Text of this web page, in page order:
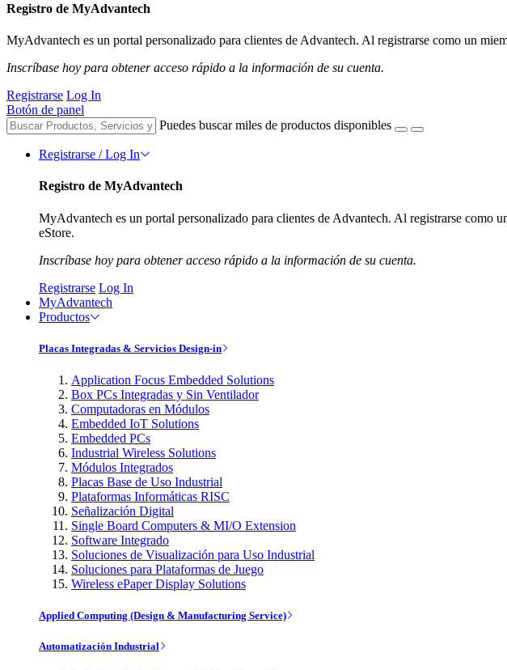
Registro de MyAdvantech
MyAdvantech es un portal personalizado para clientes de Advantech. Al registrarse como un
Inscríbase hoy para obtener acceso rápido a la información de su cuenta.
Registrarse Log In
Botón de panel
Puedes buscar miles de productos disponibles
Registrarse / Log In
Registro de MyAdvantech
MyAdvantech es un portal personalizado para clientes de Advantech. Al registrarse como
eStore.
Inscríbase hoy para obtener acceso rápido a la información de su cuenta.
Registrarse Log In
MyAdvantech
Productos
Placas Integradas & Servicios Design-in
Application Focus Embedded Solutions
Box PCs Integradas y Sin Ventilador
Computadoras en Módulos
Embedded IoT Solutions
Embedded PCs
Industrial Wireless Solutions
Módulos Integrados
Placas Base de Uso Industrial
Plataformas Informáticas RISC
Señalización Digital
Single Board Computers & MI/O Extension
Software Integrado
Soluciones de Visualización para Uso Industrial
Soluciones para Plataformas de Juego
Wireless ePaper Display Solutions
Applied Computing (Design & Manufacturing Service)
Automatización Industrial